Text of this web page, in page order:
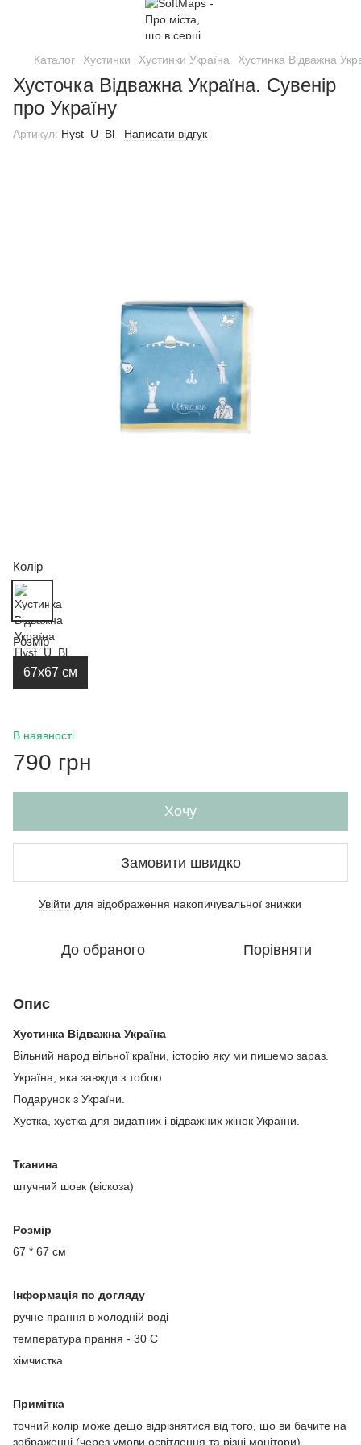
Каталог Хустинки Хустинки Україна Хустинка Відважна
Хусточка Відважна Україна. Сувенір
про Україну
Артикул: Hyst_U_Bl Написати відгук
Колір
Розмір
67х67 см
В наявності
790 грн
Хочу
Замовити швидко
Увійти для відображення накопичувальної знижки
До обраного Порівняти
Опис
Хустинка Відважна Україна
Вільний народ вільної країни, історію яку ми пишемо зараз.
Україна, яка завжди з тобою
Подарунок з України.
Хустка, хустка для видатних і відважних жінок України.
Тканина
штучний шовк (віскоза)
Розмір
67 * 67 см
Інформація по догляду
ручне прання в холодній воді
температура прання - 30 С
хімчистка
Примітка
точний колір може дещо відрізнятися від того, що ви бачите на
зображенні (через умови освітлення та різні монітори).